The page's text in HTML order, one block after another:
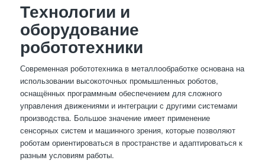
Технологии и
оборудование
робототехники
Современная робототехника в металлообработке основана на
использовании высокоточных промышленных роботов,
оснащённых программным обеспечением для сложного
управления движениями и интеграции с другими системами
производства. Большое значение имеет применение
сенсорных систем и машинного зрения, которые позволяют
роботам ориентироваться в пространстве и адаптироваться к
разным условиям работы.